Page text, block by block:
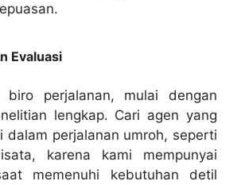
Evaluasi
biro perjalanan, mulai dengan
lengkap. Cari agen yang
dalam perjalanan umroh, seperti
karena kami mempunyai
memenuhi kebutuhan detil